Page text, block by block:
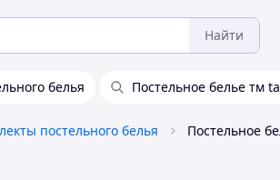
Найти
белья Постельное белье тм
постельного белья Постельное